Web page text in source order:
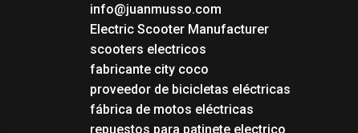
info@juanmusso.com
Electric Scooter Manufacturer
scooters electricos
fabricante city coco
proveedor de bicicletas eléctricas
fábrica de motos eléctricas
repuestos para patinete electrico